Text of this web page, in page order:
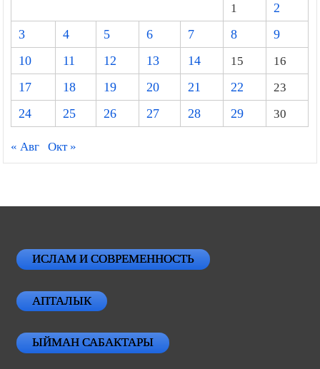
1
2
3
4 5 6 7 8
9
10
11 12 13 14 15
16
17
18 19 20 21 22
23
24
25 26 27 28 29 30
« Авг Окт »
ИСЛАМ И СОВРЕМЕННОСТЬ
АПТАЛЫК
ЫЙМАН САБАКТАРЫ